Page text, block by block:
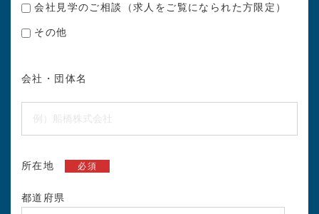
会社見学のご相談（求人をご覧になられた方限定）
その他
会社・団体名
所在地 必須
都道府県